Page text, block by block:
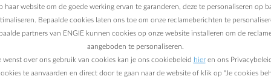
door die gemeten
Meetregime 1
Je meterstanden
doorgegeven aan
haar website om de goede werking ervan te garanderen, deze te personaliseren op
Bepaalde cookies laten ons toe om onze reclameberichten te
partners van ENGIE kunnen cookies op onze website installeren om de
aangeboden te personaliseren.
over ons gebruik van cookies kan je ons cookiebeleid hieren ons
te aanvaarden en direct door te gaan naar de website of klik op "Je cookies